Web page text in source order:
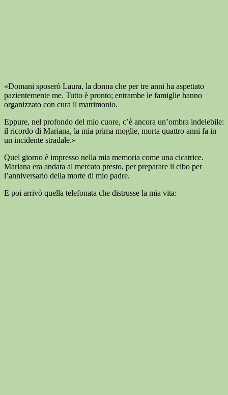
«Domani sposerò Laura, la donna che per tre anni ha aspettato
pazientemente me. Tutto è pronto; entrambe le famiglie hanno
organizzato con cura il matrimonio.
Eppure, nel profondo del mio cuore, c’è ancora un’ombra indelebile:
il ricordo di Mariana, la mia prima moglie, morta quattro anni fa in
un incidente stradale.»
Quel giorno è impresso nella mia memoria come una cicatrice.
Mariana era andata al mercato presto, per preparare il cibo per
l’anniversario della morte di mio padre.
E poi arrivò quella telefonata che distrusse la mia vita: